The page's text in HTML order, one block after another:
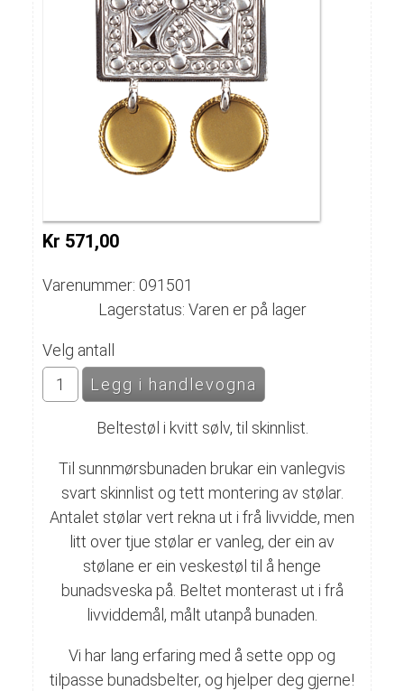
Kr 571,00
Varenummer: 091501
Lagerstatus: Varen er på lager
Velg antall
Beltestøl i kvitt sølv, til skinnlist.
Til sunnmørsbunaden brukar ein vanlegvis
svart skinnlist og tett montering av stølar.
Antalet stølar vert rekna ut i frå livvidde, men
litt over tjue stølar er vanleg, der ein av
stølane er ein veskestøl til å henge
bunadsveska på. Beltet monterast ut i frå
livviddemål, målt utanpå bunaden.
Vi har lang erfaring med å sette opp og
tilpasse bunadsbelter, og hjelper deg gjerne!